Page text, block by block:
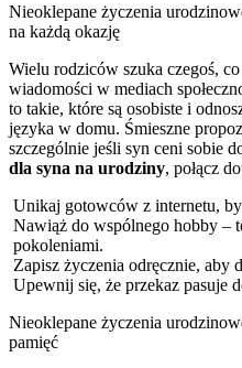
Nieoklepane życzenia
na każdą okazję
Wielu rodziców szuka czegoś,
wiadomości w mediach
to takie, które są osobiste i
języka w domu. Śmieszne
szczególnie jeśli syn ceni sobie
dla syna na urodziny, połącz
Unikaj gotowców z internetu,
Nawiąż do wspólnego hobby –
pokoleniami.
Zapisz życzenia odręcznie, aby
Upewnij się, że przekaz pasuje
Nieoklepane życzenia
pamięć